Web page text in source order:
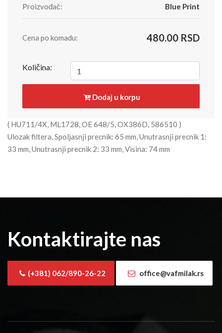
Proizvođač:
Blue Print
Cena po komadu: 480.00 RSD
Količina:
Dodaj u korpu
( HU711/4X, ML1728, OE 648/5, OX386D, 586510 )
Ulozak filtera, Spoljasnji precnik: 65 mm, Unutrasnji precnik 1:
33 mm, Unutrasnji precnik 2: 33 mm, Visina: 74 mm
Kontaktirajte nas
(+381) 062/890-26-22 office@vafmilak.rs